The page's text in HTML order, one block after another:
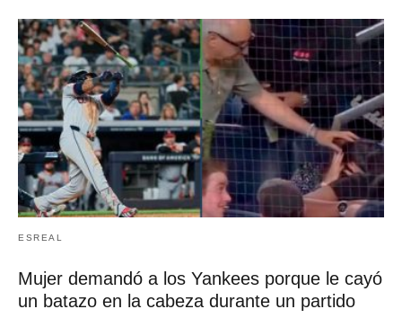
ESREAL
Mujer demandó a los Yankees porque le cayó
un batazo en la cabeza durante un partido